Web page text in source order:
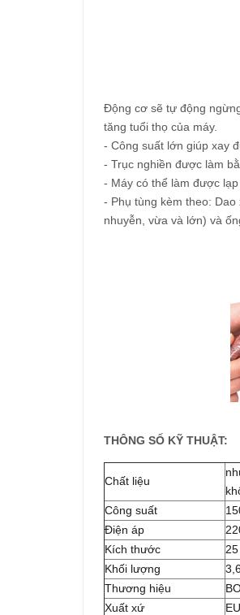
Động cơ sẽ tự động
tăng tuổi thọ của máy.
- Công suất lớn giúp xay
- Trục nghiền được làm
- Máy có thể làm được
- Phụ tùng kèm theo:
nhuyễn, vừa và lớn) và
THÔNG SỐ KỸ THUẬT:
Chất liệu
Công suất
Điện áp
Kích thước
Khối lượng
Thương hiệu
Xuất xứ